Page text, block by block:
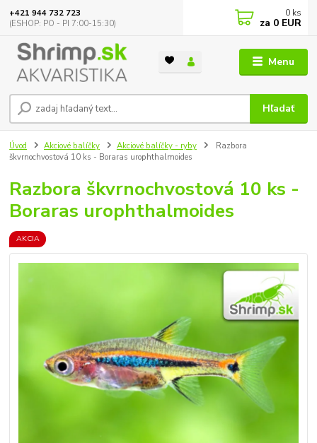
Menu
Hľadať
+421 944 732 723
(ESHOP: PO - PI 7:00-15:30)
0 ks
za 0 EUR
Úvod Akciové balíčky Akciové balíčky - ryby
Razbora
škvrnochvostová 10 ks - Boraras urophthalmoides
Razbora škvrnochvostová 10 ks -
Boraras urophthalmoides
AKCIA